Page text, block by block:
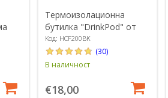
-
Термоизолационна
бутилка "DrinkPod" от
неръждаема стомана,
200 мл, Черна - Grunwerg
Код: HCF200BK
(30)
В наличност
€18,00